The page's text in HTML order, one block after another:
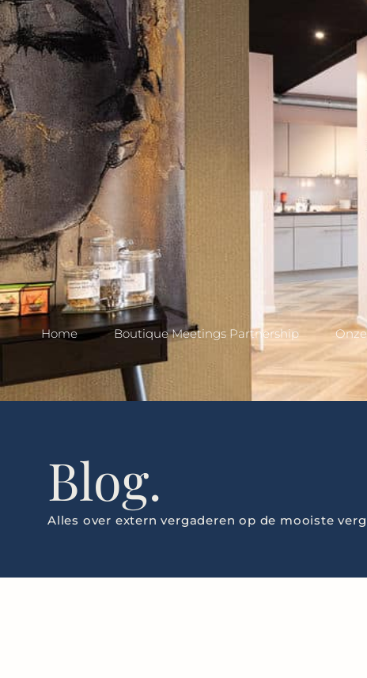
Home Boutique Meetings Partnership
Blog.
Alles over extern vergaderen op de mooiste